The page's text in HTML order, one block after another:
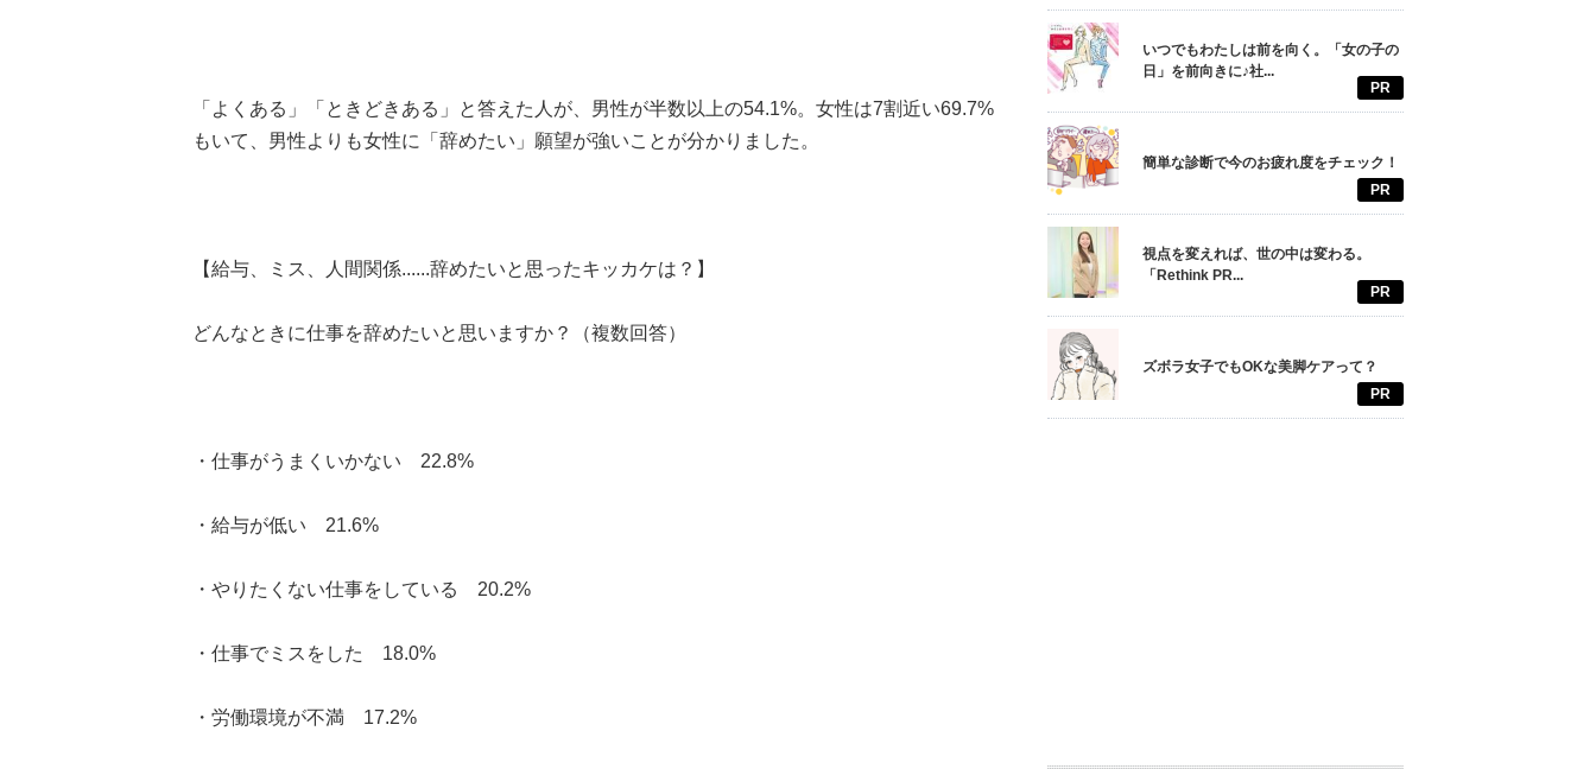
「よくある」「ときどきある」と答えた人が、男性が半数以上の54.1%。女性は7割近い69.7%
もいて、男性よりも女性に「辞めたい」願望が強いことが分かりました。
【給与、ミス、人間関係......辞めたいと思ったキッカケは？】
どんなときに仕事を辞めたいと思いますか？（複数回答）
・仕事がうまくいかない 22.8%
・給与が低い 21.6%
・やりたくない仕事をしている 20.2%
・仕事でミスをした 18.0%
・労働環境が不満 17.2%
いつでもわたしは前を向く。「女の子の
日」を前向きに♪社...
PR
簡単な診断で今のお疲れ度をチェック！
PR
視点を変えれば、世の中は変わる。
「Rethink PR...
PR
ズボラ女子でもOKな美脚ケアって？
PR